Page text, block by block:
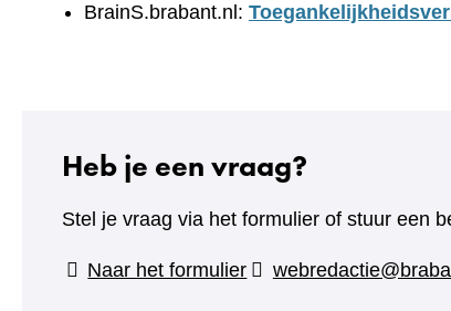
BrainS.brabant.nl:
Heb je een vraag?
Stel je vraag via het formulier of stuur een
Naar het formulier(verwijst